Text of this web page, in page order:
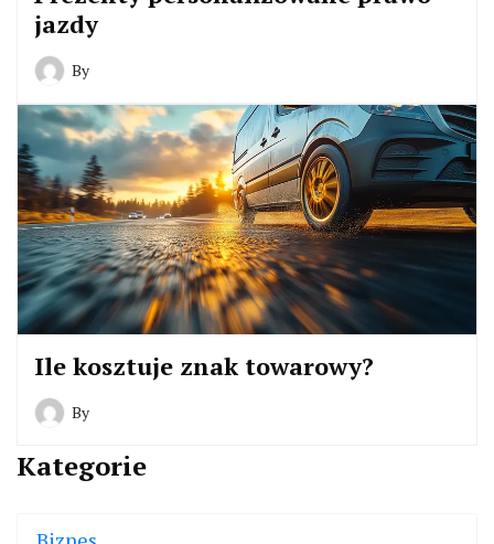
jazdy
By
Ile kosztuje znak towarowy?
By
Kategorie